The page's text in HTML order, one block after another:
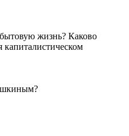
жизнь? Каково